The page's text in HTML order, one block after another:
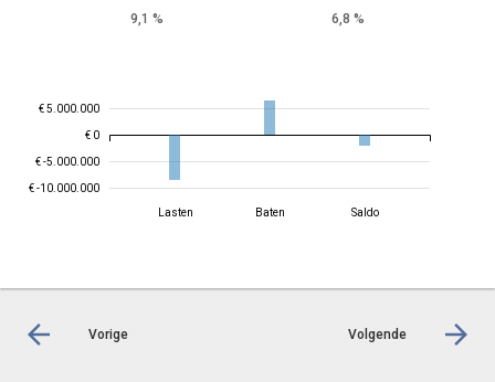
9,1 % 6,8 %
€ -10.000.000
€ -5.000.000
€ 0
€ 5.000.000
Lasten Baten Saldo
Vorige Volgende